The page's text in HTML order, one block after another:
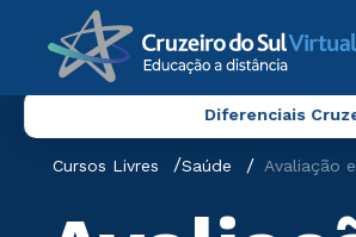
Diferenciais
Cursos Livres Saúde Avaliação